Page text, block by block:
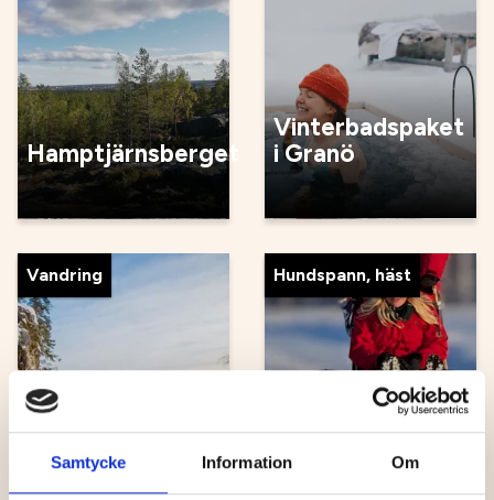
Samtycke Information Om
Hamptjärnsberget
Vinterbadspaket
i Granö
Vandring
Tio Toppar
Tavelsjö
Hundspann, häst
Hundspann med
Aurora Borealis
Adventures